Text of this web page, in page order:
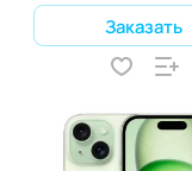
Заказать